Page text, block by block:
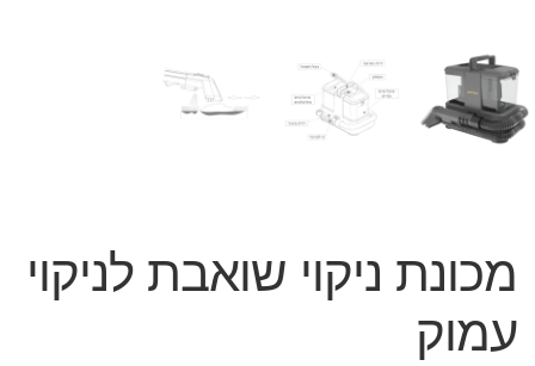
תשלום
מכונת ניקוי שואבת לניקוי
עמוק